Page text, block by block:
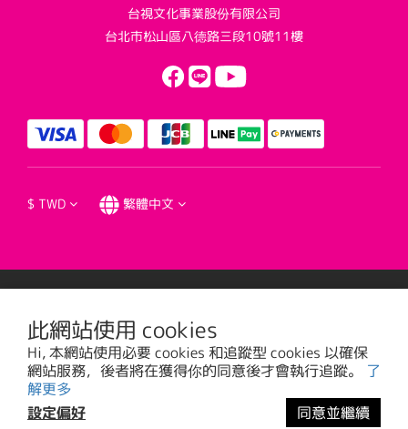
此網站使用 cookies
Hi, 本網站使用必要 cookies 和追蹤型 cookies 以確保
網站服務，後者將在獲得你的同意後才會執行追蹤。 了
解更多
設定偏好
同意並繼續
台視文化事業股份有限公司
台北市松山區八德路三段10號11樓
$ TWD 繁體中文
台視文化事業股份有限公司版權所有 © 2016 TTV CULTURAL ENTERPRISE, LTD. All
Rights Reserved. | 統一編號: 20785373